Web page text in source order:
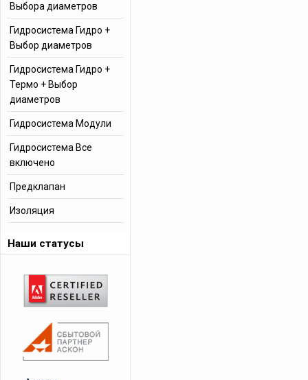
Выбора диаметров
Гидросистема Гидро +
Выбор диаметров
Гидросистема Гидро +
Термо + Выбор
диаметров
Гидросистема Модули
Гидросистема Все
включено
Предклапан
Изоляция
Наши статусы